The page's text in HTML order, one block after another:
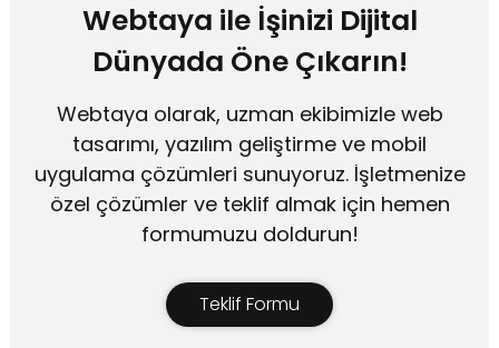
Webtaya ile İşinizi Dijital
Dünyada Öne Çıkarın!
Webtaya olarak, uzman ekibimizle web
tasarımı, yazılım geliştirme ve mobil
uygulama çözümleri sunuyoruz. İşletmenize
özel çözümler ve teklif almak için hemen
formumuzu doldurun!
Teklif Formu